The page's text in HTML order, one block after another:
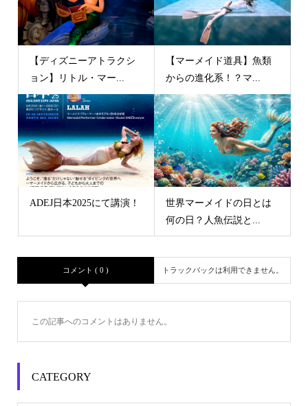
【ディズニーアトラクシ
ョン】リトル・マー...
【マーメイド道具】魚類
からの進化系！？マ...
ADEJ日本2025にて講演！
世界マーメイドの日とは
何の日？人魚伝説と...
コメント ( 0 ) トラックバックは利用できません。
この記事へのコメントはありません。
CATEGORY